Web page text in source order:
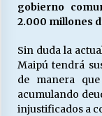
gobierno
2.000 millones
Sin duda la
Maipú tendrá
de manera
acumulando
injustificados a